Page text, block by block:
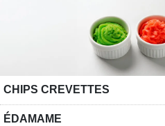
CHIPS CREVETTES
ÉDAMAME